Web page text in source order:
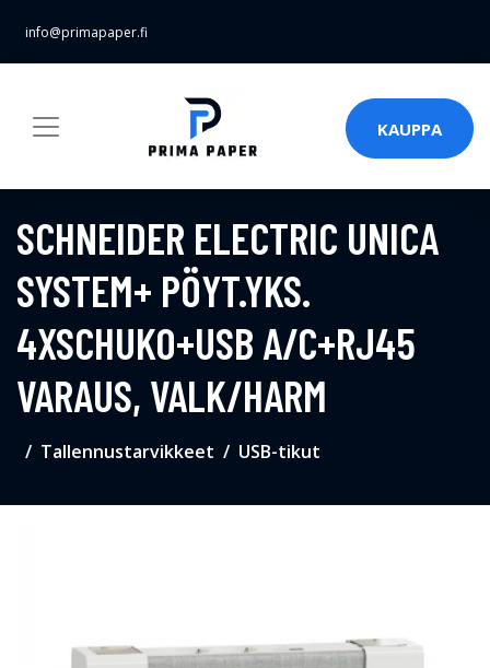
info@primapaper.fi
KAUPPA
SCHNEIDER ELECTRIC UNICA
SYSTEM+ PÖYT.YKS.
4XSCHUKO+USB A/C+RJ45
VARAUS, VALK/HARM
Tallennustarvikkeet USB-tikut